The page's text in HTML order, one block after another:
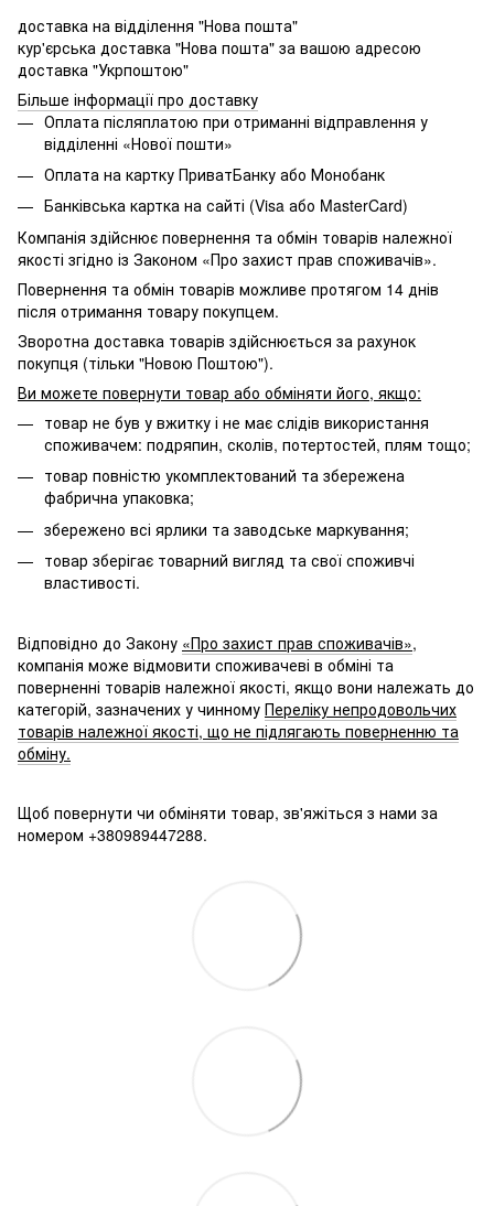
доставка на відділення "Нова пошта"
кур'єрська доставка "Нова пошта" за вашою адресою
доставка "Укрпоштою"
Більше інформації про доставку
Оплата післяплатою при отриманні відправлення у
відділенні «Нової пошти»
Оплата на картку ПриватБанку або Монобанк
Банківська картка на сайті (Visa або MasterCard)
Компанія здійснює повернення та обмін товарів належної
якості згідно із Законом «Про захист прав споживачів».
Повернення та обмін товарів можливе протягом 14 днів
після отримання товару покупцем.
Зворотна доставка товарів здійснюється за рахунок
покупця (тільки "Новою Поштою").
Ви можете повернути товар або обміняти його, якщо:
товар не був у вжитку і не має слідів використання
споживачем: подряпин, сколів, потертостей, плям тощо;
товар повністю укомплектований та збережена
фабрична упаковка;
збережено всі ярлики та заводське маркування;
товар зберігає товарний вигляд та свої споживчі
властивості.
Відповідно до Закону «Про захист прав споживачів»,
компанія може відмовити споживачеві в обміні та
поверненні товарів належної якості, якщо вони належать до
категорій, зазначених у чинному Переліку непродовольчих
товарів належної якості, що не підлягають поверненню та
обміну.
Щоб повернути чи обміняти товар, зв'яжіться з нами за
номером +380989447288.